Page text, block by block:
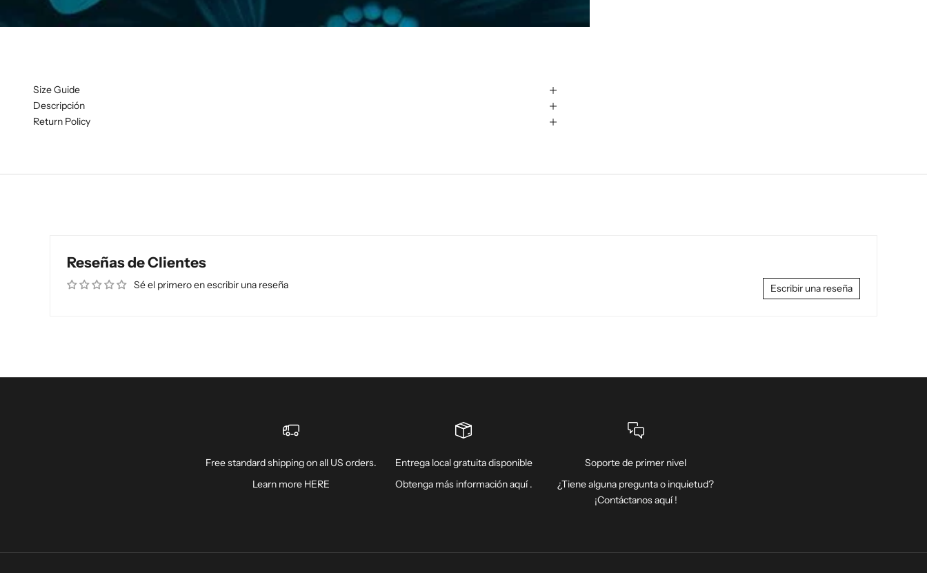
Size Guide
Descripción
Return Policy
Reseñas de Clientes
Sé el primero en escribir una reseña Escribir una reseña
Free standard shipping on all US orders.
Learn more HERE
Entrega local gratuita disponible
Obtenga más informaciónaquí.
Soporte de primer nivel
¿Tiene alguna pregunta o inquietud?
¡Contáctanosaquí!